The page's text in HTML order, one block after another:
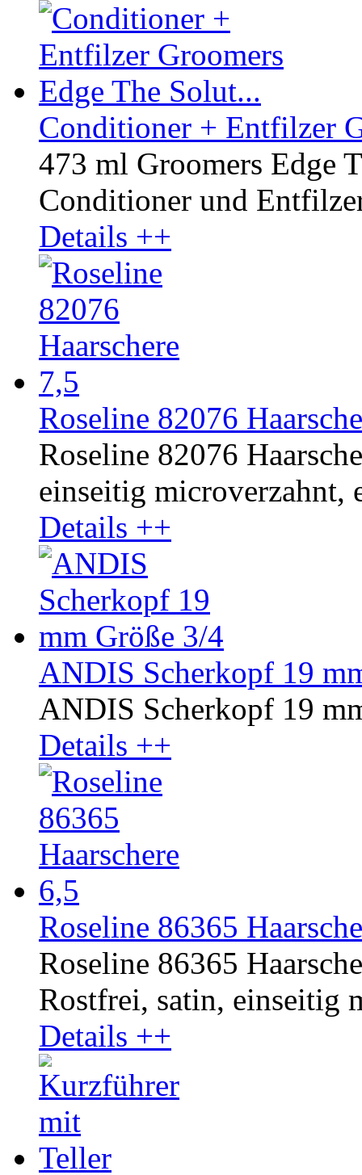
Conditioner + Entfilzer
473 ml Groomers Edge
Conditioner und
Details ++
Roseline 82076
Roseline 82076
einseitig microverzahnt,
Details ++
ANDIS Scherkopf 19
ANDIS Scherkopf 19
Details ++
Roseline 86365
Roseline 86365
Rostfrei, satin, einseitig
Details ++